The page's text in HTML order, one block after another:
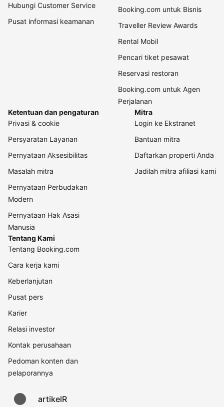
Hubungi Customer Service
Pusat informasi keamanan
Booking.com untuk Bisnis
Traveller Review Awards
Rental Mobil
Pencari tiket pesawat
Reservasi restoran
Booking.com untuk Agen
Perjalanan
Ketentuan dan pengaturan
Privasi & cookie
Persyaratan Layanan
Pernyataan Aksesibilitas
Masalah mitra
Pernyataan Perbudakan
Modern
Pernyataan Hak Asasi
Manusia
Mitra
Login ke Ekstranet
Bantuan mitra
Daftarkan properti Anda
Jadilah mitra afiliasi kami
Tentang Kami
Tentang Booking.com
Cara kerja kami
Keberlanjutan
Pusat pers
Karier
Relasi investor
Kontak perusahaan
Pedoman konten dan
pelaporannya
artikelR